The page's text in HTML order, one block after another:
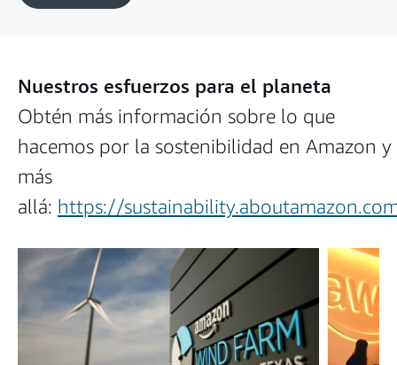
Nuestros esfuerzos para el planeta
Obtén más información sobre lo que
hacemos por la sostenibilidad en Amazon y
más
allá: https://